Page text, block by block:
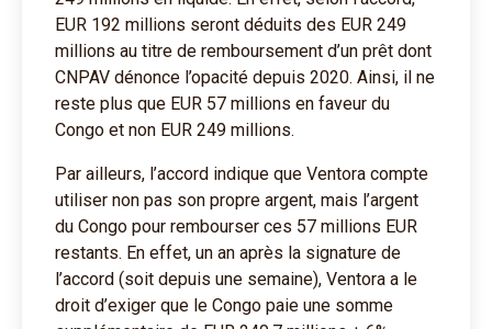
EUR 192 millions seront déduits des EUR 249
millions au titre de remboursement d’un prêt dont
CNPAV dénonce l’opacité depuis 2020. Ainsi, il ne
reste plus que EUR 57 millions en faveur du
Congo et non EUR 249 millions.
Par ailleurs, l’accord indique que Ventora compte
utiliser non pas son propre argent, mais l’argent
du Congo pour rembourser ces 57 millions EUR
restants. En effet, un an après la signature de
l’accord (soit depuis une semaine), Ventora a le
droit d’exiger que le Congo paie une somme